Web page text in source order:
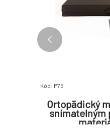
Kód: P75
Ortopädický
snímatelným